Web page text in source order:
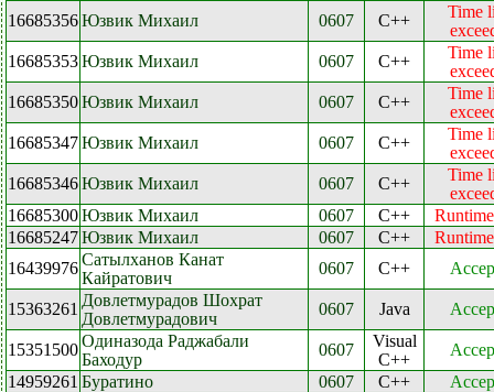
16685356Юзвик Михаил 0607 C++
Time
16685353Юзвик Михаил 0607 C++
Time
16685350Юзвик Михаил 0607 C++
Time
16685347Юзвик Михаил 0607 C++
Time
16685346Юзвик Михаил 0607 C++
Time
16685300Юзвик Михаил 0607 C++
16685247Юзвик Михаил 0607 C++
16439976Сатылханов Канат
Кайратович
0607 C++
15363261 Довлетмурадов Шохрат
Довлетмурадович
0607 Java
15351500Одиназода Раджабали
Баходур
0607
Visual
C++
14959261 Буратино 0607 C++